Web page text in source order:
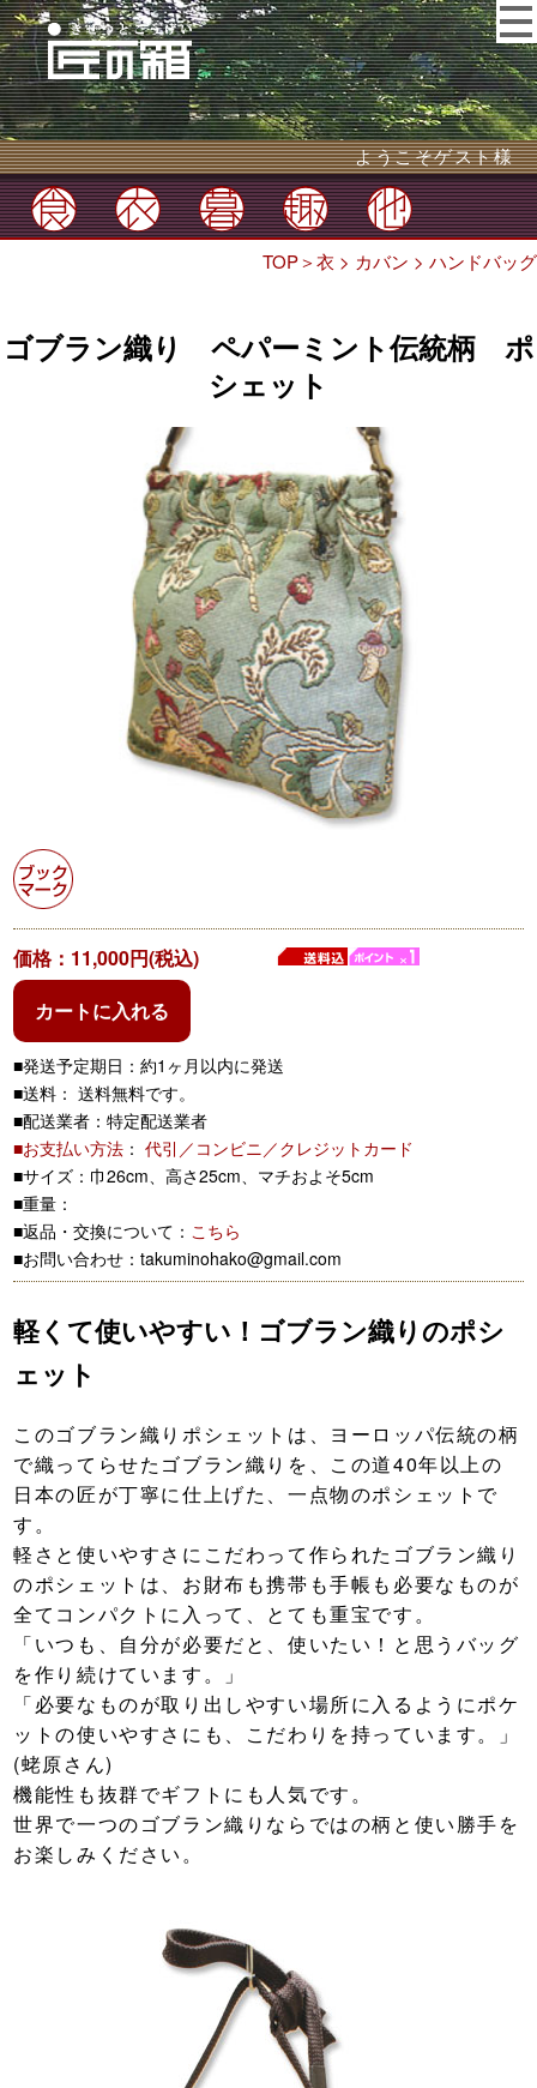
ようこそゲスト様
TOP＞衣 > カバン > ハンドバッグ
ゴブラン織り ペパーミント伝統柄 ポ
シェット
価格：11,000円(税込)
カートに入れる
■発送予定期日：約1ヶ月以内に発送
■送料： 送料無料です。
■配送業者：特定配送業者
■お支払い方法 ：代引／コンビニ／クレジットカード
■サイズ：巾26cm、高さ25cm、マチおよそ5cm
■重量：
■返品・交換について： こちら
■お問い合わせ：takuminohako@gmail.com
軽くて使いやすい！ゴブラン織りのポシ
ェット
このゴブラン織りポシェットは、ヨーロッパ伝統の柄
で織ってらせたゴブラン織りを、この道40年以上の
日本の匠が丁寧に仕上げた、一点物のポシェットで
す。
軽さと使いやすさにこだわって作られたゴブラン織り
のポシェットは、お財布も携帯も手帳も必要なものが
全てコンパクトに入って、とても重宝です。
「いつも、自分が必要だと、使いたい！と思うバッグ
を作り続けています。」
「必要なものが取り出しやすい場所に入るようにポケ
ットの使いやすさにも、こだわりを持っています。」
(蛯原さん)
機能性も抜群でギフトにも人気です。
世界で一つのゴブラン織りならではの柄と使い勝手を
お楽しみください。